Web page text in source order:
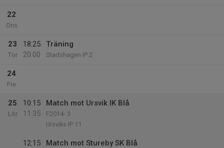
22
Ons
23
Tor
18:25
20:00
Träning
Stadshagen IP 2
24
Fre
25
Lör
10:15
11:35
Match mot Ursvik IK Blå
F2014- 3
Ursviks IP 11
12:15
Match mot Stureby SK Blå